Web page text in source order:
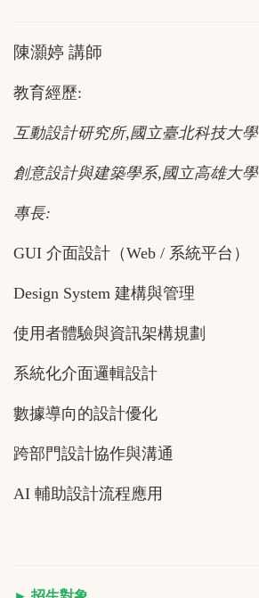
陳灝婷 講師
教育經歷:
互動設計研究所,國立臺北科技大學
創意設計與建築學系,國立高雄大學
專長:
GUI 介面設計（Web / 系統平台）
Design System 建構與管理
使用者體驗與資訊架構規劃
系統化介面邏輯設計
數據導向的設計優化
跨部門設計協作與溝通
AI 輔助設計流程應用